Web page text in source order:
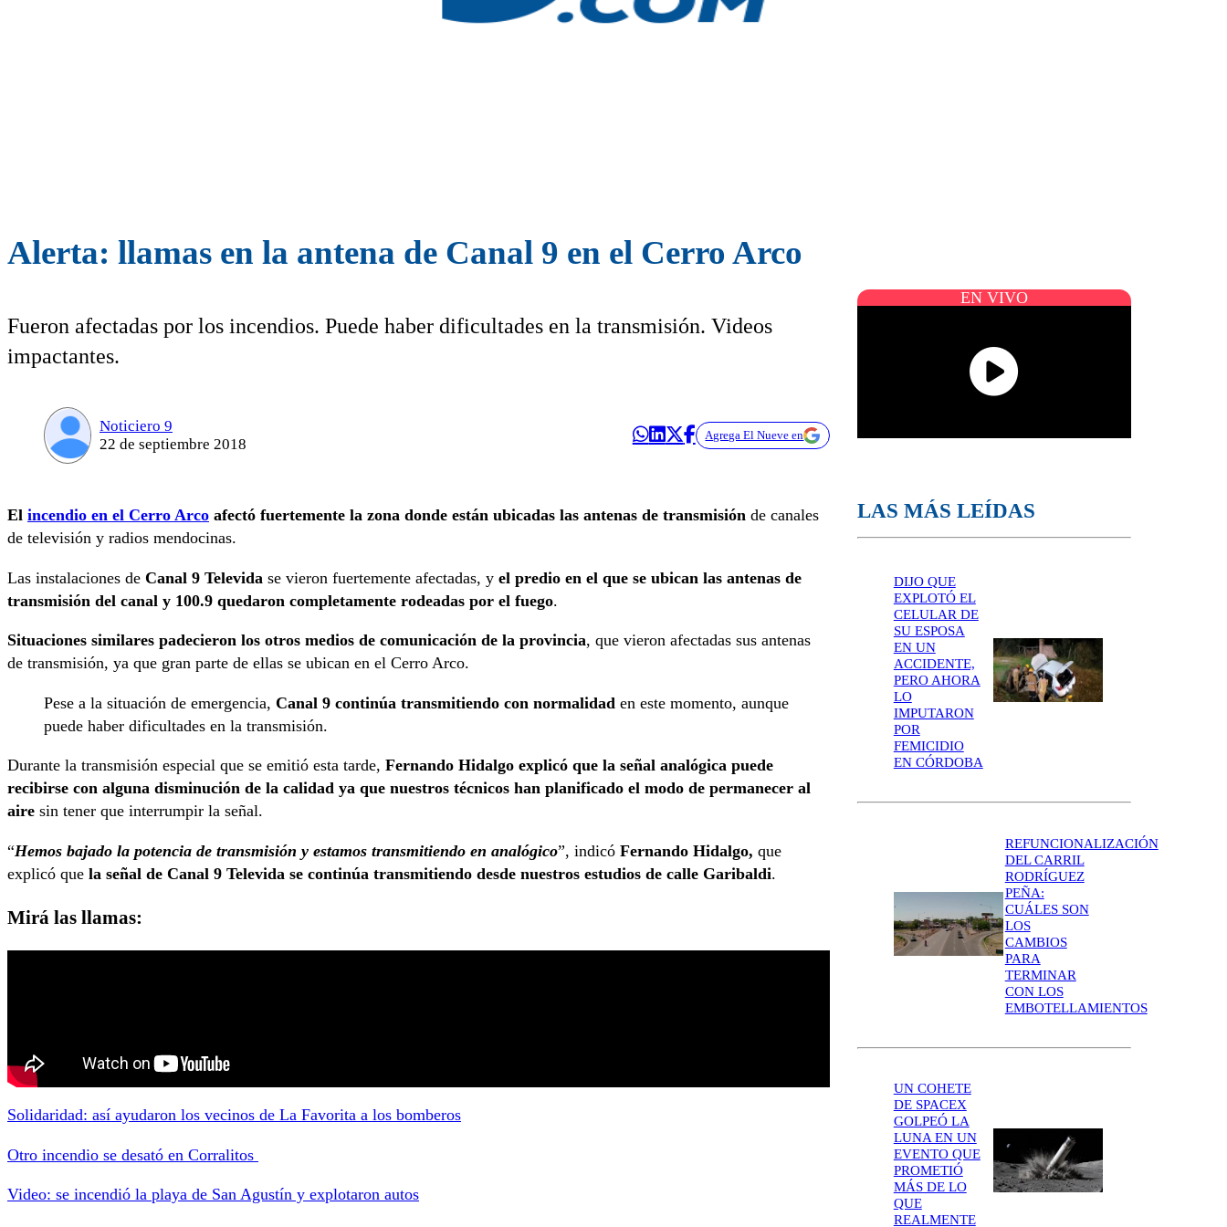
Alerta: llamas en la antena de Canal 9 en el Cerro Arco
Fueron afectadas por los incendios. Puede haber dificultades en la transmisión. Videos
impactantes.
Noticiero 9
22 de septiembre 2018
Agrega El Nueve en
El incendio en el Cerro Arco afectó fuertemente la zona donde están ubicadas las antenas de transmisión de canales
de televisión y radios mendocinas.
Las instalaciones de Canal 9 Televida se vieron fuertemente afectadas, y el predio en el que se ubican las antenas de
transmisión del canal y 100.9 quedaron completamente rodeadas por el fuego.
Situaciones similares padecieron los otros medios de comunicación de la provincia, que vieron afectadas sus antenas
de transmisión, ya que gran parte de ellas se ubican en el Cerro Arco.
Pese a la situación de emergencia, Canal 9 continúa transmitiendo con normalidad en este momento, aunque
puede haber dificultades en la transmisión.
Durante la transmisión especial que se emitió esta tarde, Fernando Hidalgo explicó que la señal analógica puede
recibirse con alguna disminución de la calidad ya que nuestros técnicos han planificado el modo de permanecer al
aire sin tener que interrumpir la señal.
“Hemos bajado la potencia de transmisión y estamos transmitiendo en analógico”, indicó Fernando Hidalgo, que
explicó que la señal de Canal 9 Televida se continúa transmitiendo desde nuestros estudios de calle Garibaldi.
Mirá las llamas:
Solidaridad: así ayudaron los vecinos de La Favorita a los bomberos
Otro incendio se desató en Corralitos
Video: se incendió la playa de San Agustín y explotaron autos
EN VIVO
LAS MÁS LEÍDAS
DIJO QUE
EXPLOTÓ EL
CELULAR DE
SU ESPOSA
EN UN
ACCIDENTE,
PERO AHORA
LO
IMPUTARON
POR
FEMICIDIO
EN CÓRDOBA
REFUNCIONALIZACIÓN
DEL CARRIL
RODRÍGUEZ
PEÑA:
CUÁLES SON
LOS
CAMBIOS
PARA
TERMINAR
CON LOS
EMBOTELLAMIENTOS
UN COHETE
DE SPACEX
GOLPEÓ LA
LUNA EN UN
EVENTO QUE
PROMETIÓ
MÁS DE LO
QUE
REALMENTE